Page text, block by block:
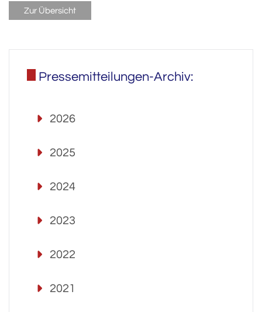
Zur Übersicht
Pressemitteilungen-Archiv:
2026
2025
2024
2023
2022
2021